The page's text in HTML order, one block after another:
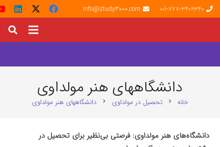
001-778-3409340
info@study3000.com
دانشگاههای هنر مولداوی
خانه chevron_right تحصیل در مولداوی chevron_right دانشگاههای هنر مولداوی
دانشگاه‌های هنر مولداوی: فرصتی بی‌نظیر برای تحصیل در